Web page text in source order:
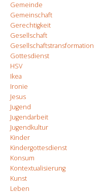
Gemeinde
Gemeinschaft
Gerechtigkeit
Gesellschaft
Gesellschaftstransformation
Gottesdienst
HSV
Ikea
Ironie
Jesus
Jugend
Jugendarbeit
Jugendkultur
Kinder
Kindergottesdienst
Konsum
Kontextualisierung
Kunst
Leben